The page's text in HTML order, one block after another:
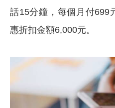
話15分鐘，每個月付699
惠折扣金額6,000元。